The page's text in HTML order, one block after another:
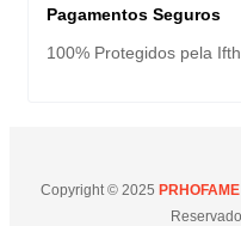
Pagamentos Seguros
100% Protegidos pela
Copyright © 2025 PRHOFAME